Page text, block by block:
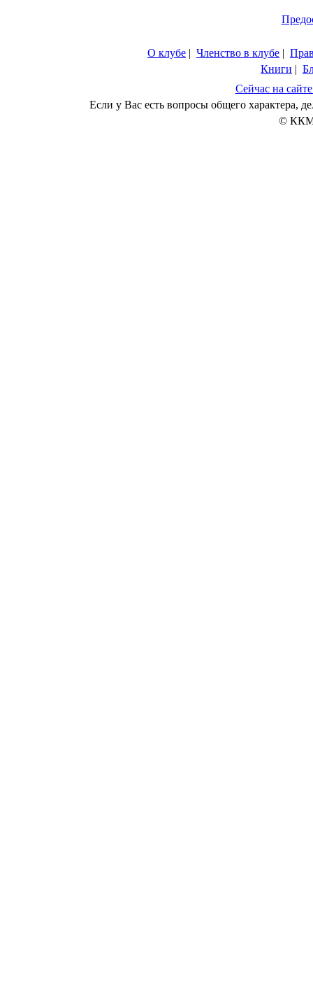
О клубе | Членство в клубе |
Книги |
Сейчас на
Если у Вас есть вопросы общего характера,
© ККМ